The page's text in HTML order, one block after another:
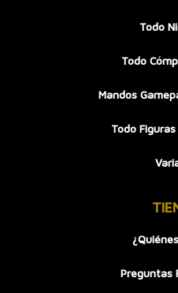
Todo
Todo
Mandos
Todo
Preguntas